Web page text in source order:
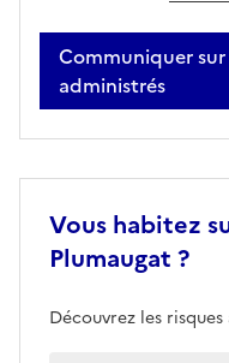
Communiquer
administrés
Vous habitez
Plumaugat ?
Découvrez les